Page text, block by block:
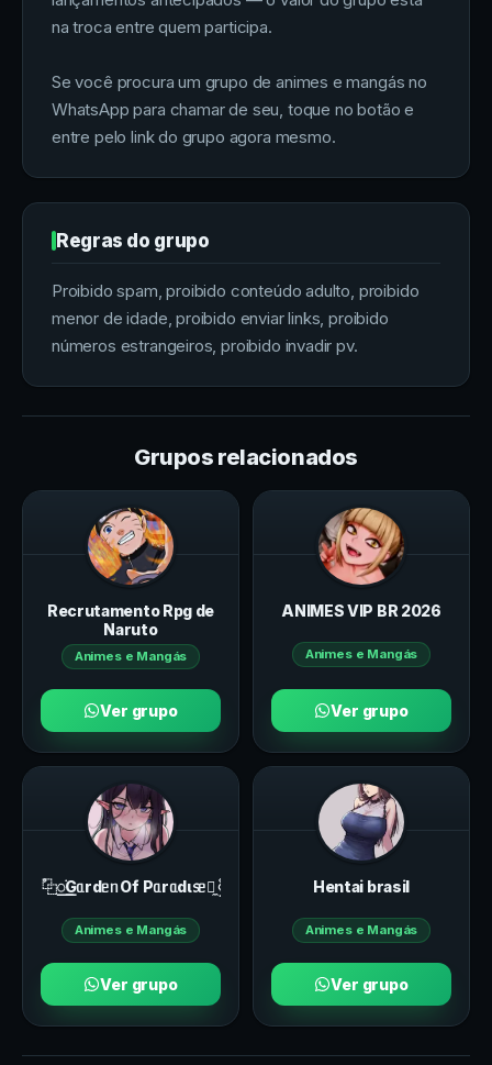
na troca entre quem participa.
Se você procura um grupo de animes e mangás no
WhatsApp para chamar de seu, toque no botão e
entre pelo link do grupo agora mesmo.
Regras do grupo
Proibido spam, proibido conteúdo adulto, proibido
menor de idade, proibido enviar links, proibido
números estrangeiros, proibido invadir pv.
Grupos relacionados
Recrutamento Rpg de
Naruto
Animes e Mangás
Ver grupo
ANIMES VIP BR 2026
Animes e Mangás
Ver grupo
۫⿻꯭࣪Gᥲrdᥱᥒ Of Pᥲrᥲdι᥉ᥱ🪷̼ ۫ꠥ
Animes e Mangás
Ver grupo
Hentai brasil
Animes e Mangás
Ver grupo